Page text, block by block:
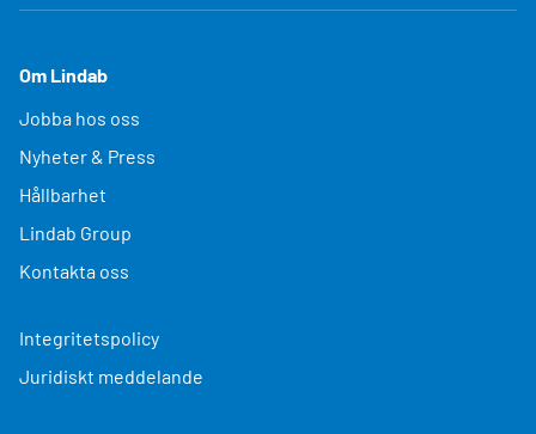
Om Lindab
Jobba hos oss
Nyheter & Press
Hållbarhet
Lindab Group
Kontakta oss
Integritetspolicy
Juridiskt meddelande